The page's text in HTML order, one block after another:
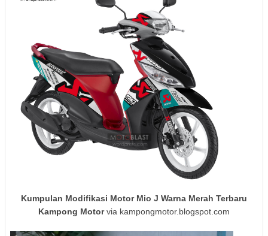
Kumpulan Modifikasi Motor Mio J Warna Merah Terbaru
Kampong Motorvia kampongmotor.blogspot.com